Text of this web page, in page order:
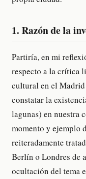
1. Razón de la
Partiría, en mi
respecto a la crítica
cultural en el
constatar la
lagunas) en nuestra
momento y ejemplo
reiteradamente
Berlín o Londres de
ocultación del tema